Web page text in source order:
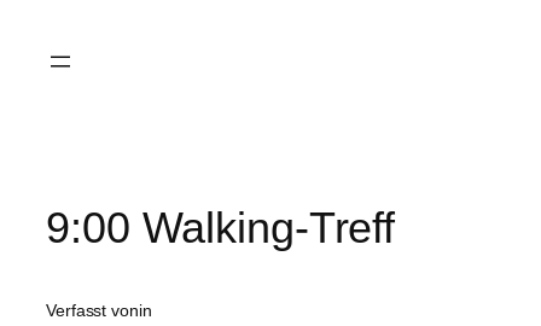
Inhalt
9:00 Walking-Treff
Verfasst vonin